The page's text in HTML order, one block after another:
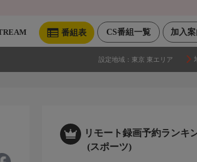
加入案
CS番組一覧
番組表
設定地域： 東京 東エリア
リモート録画予約ランキ
(スポーツ)